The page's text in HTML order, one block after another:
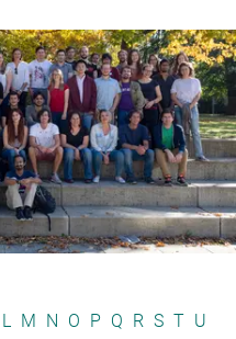
L M N O P Q R S T U